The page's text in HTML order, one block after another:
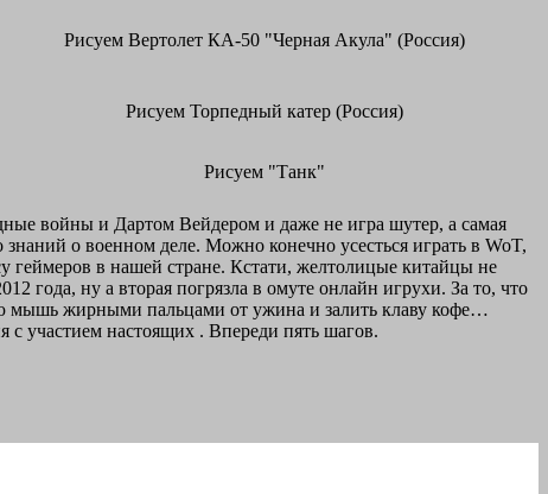
Рисуем Вертолет КА-50 "Черная Акула" (Россия)
Рисуем Торпедный катер (Россия)
Рисуем "Танк"
войны и Дартом Вейдером и даже не игра шутер, а самая
о военном деле. Можно конечно усесться играть в WoT,
геймеров в нашей стране. Кстати, желтолицые китайцы не
года, ну а вторая погрязла в омуте онлайн игрухи. За то, что
мышь жирными пальцами от ужина и залить клаву кофе…
с участием настоящих . Впереди пять шагов.